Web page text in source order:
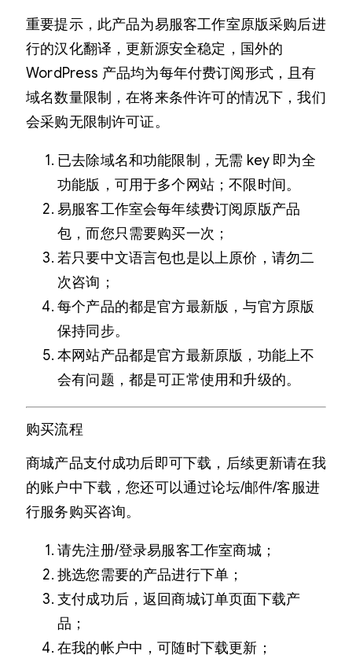
重要提示，此产品为易服客工作室原版采购后进
行的汉化翻译，更新源安全稳定，国外的
WordPress 产品均为每年付费订阅形式，且有
域名数量限制，在将来条件许可的情况下，我们
会采购无限制许可证。
已去除域名和功能限制，无需 key 即为全
功能版，可用于多个网站；不限时间。
易服客工作室会每年续费订阅原版产品
包，而您只需要购买一次；
若只要中文语言包也是以上原价，请勿二
次咨询；
每个产品的都是官方最新版，与官方原版
保持同步。
本网站产品都是官方最新原版，功能上不
会有问题，都是可正常使用和升级的。
购买流程
商城产品支付成功后即可下载，后续更新请在我
的账户中下载，您还可以通过论坛/邮件/客服进
行服务购买咨询。
请先注册/登录易服客工作室商城；
挑选您需要的产品进行下单；
支付成功后，返回商城订单页面下载产
品；
在我的帐户中，可随时下载更新；